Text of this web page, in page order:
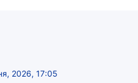
2026, 17:05